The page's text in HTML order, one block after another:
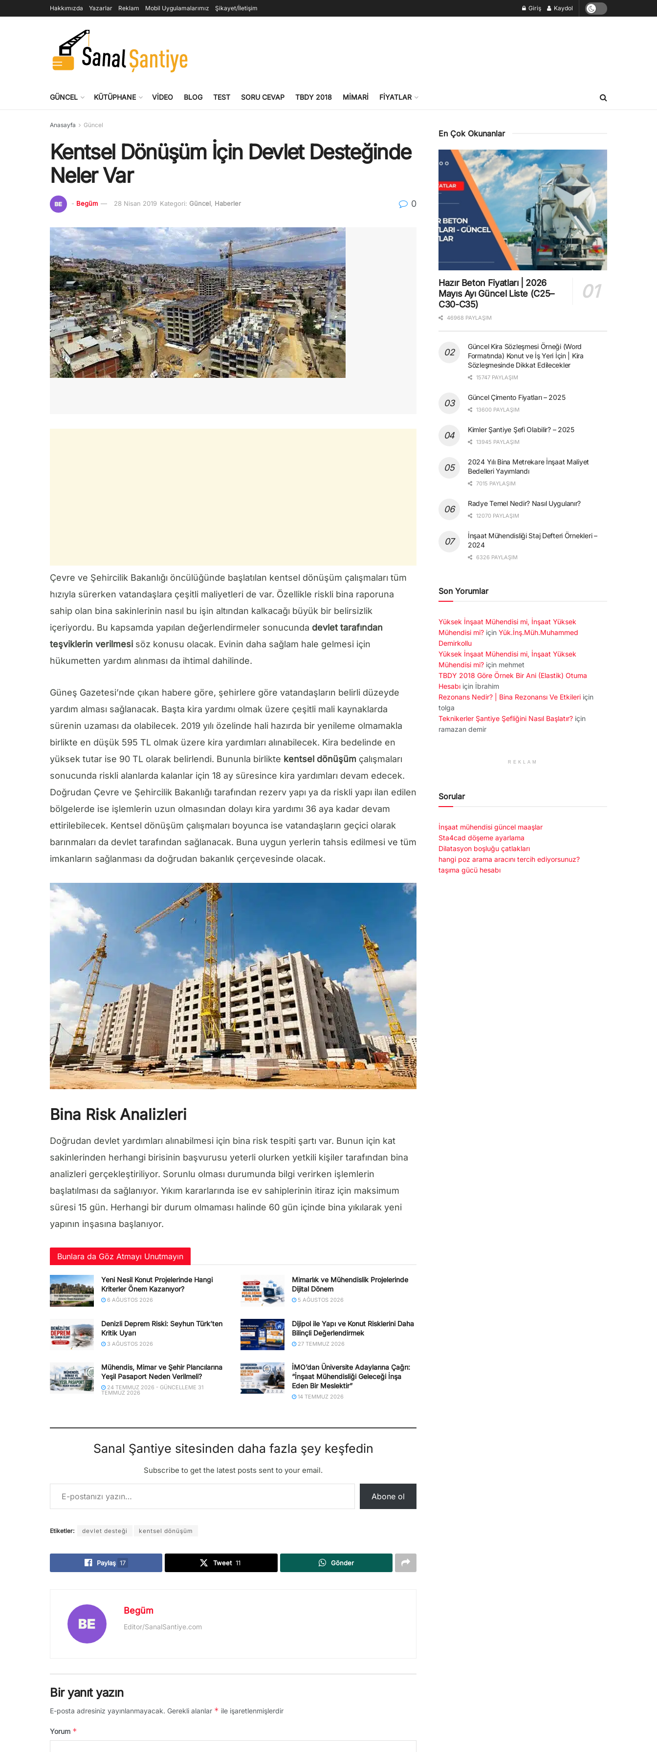
Hakkımızda Yazarlar Reklam Mobil Uygulamalarımız Şikayet/İletişim Giriş Kaydol
GÜNCEL KÜTÜPHANE VIDEO BLOG TEST SORU CEVAP TBDY 2018 MIMARI FIYATLAR
Anasayfa Güncel
Kentsel Dönüşüm İçin Devlet Desteğinde
Neler Var
- Begüm 28 Nisan 2019 Kategori: Güncel, Haberler 0
Çevre ve Şehircilik Bakanlığı öncülüğünde başlatılan kentsel dönüşüm çalışmaları tüm
hızıyla sürerken vatandaşlara çeşitli maliyetleri de var. Özellikle riskli bina raporuna
sahip olan bina sakinlerinin nasıl bu işin altından kalkacağı büyük bir belirsizlik
içeriyordu. Bu kapsamda yapılan değerlendirmeler sonucunda devlet tarafından
teşviklerin verilmesi söz konusu olacak. Evinin daha sağlam hale gelmesi için
hükumetten yardım alınması da ihtimal dahilinde.
Güneş Gazetesi’nde çıkan habere göre, şehirlere göre vatandaşların belirli düzeyde
yardım alması sağlanacak. Başta kira yardımı olmak üzere çeşitli mali kaynaklarda
sürenin uzaması da olabilecek. 2019 yılı özelinde hali hazırda bir yenileme olmamakla
birlikte en düşük 595 TL olmak üzere kira yardımları alınabilecek. Kira bedelinde en
yüksek tutar ise 90 TL olarak belirlendi. Bununla birlikte kentsel dönüşüm çalışmaları
sonucunda riskli alanlarda kalanlar için 18 ay süresince kira yardımları devam edecek.
Doğrudan Çevre ve Şehircilik Bakanlığı tarafından rezerv yapı ya da riskli yapı ilan edilen
bölgelerde ise işlemlerin uzun olmasından dolayı kira yardımı 36 aya kadar devam
ettirilebilecek. Kentsel dönüşüm çalışmaları boyunca ise vatandaşların geçici olarak
barınmaları da devlet tarafından sağlanacak. Buna uygun yerlerin tahsis edilmesi ve tüm
imkanların sağlanması da doğrudan bakanlık çerçevesinde olacak.
Bina Risk Analizleri
Doğrudan devlet yardımları alınabilmesi için bina risk tespiti şartı var. Bunun için kat
sakinlerinden herhangi birisinin başvurusu yeterli olurken yetkili kişiler tarafından bina
analizleri gerçekleştiriliyor. Sorunlu olması durumunda bilgi verirken işlemlerin
başlatılması da sağlanıyor. Yıkım kararlarında ise ev sahiplerinin itiraz için maksimum
süresi 15 gün. Herhangi bir durum olmaması halinde 60 gün içinde bina yıkılarak yeni
yapının inşasına başlanıyor.
Bunlara da Göz Atmayı Unutmayın
Yeni Nesil Konut Projelerinde Hangi
Kriterler Önem Kazanıyor?
6 AĞUSTOS 2026
Mimarlık ve Mühendislik Projelerinde
Dijital Dönem
5 AĞUSTOS 2026
Denizli Deprem Riski: Seyhun Türk’ten
Kritik Uyarı
3 AĞUSTOS 2026
Dijipol ile Yapı ve Konut Risklerini Daha
Bilinçli Değerlendirmek
27 TEMMUZ 2026
Mühendis, Mimar ve Şehir Plancılarına
Yeşil Pasaport Neden Verilmeli?
24 TEMMUZ 2026 - GÜNCELLEME 31
TEMMUZ 2026
İMO’dan Üniversite Adaylarına Çağrı:
“İnşaat Mühendisliği Geleceği İnşa
Eden Bir Meslektir”
14 TEMMUZ 2026
Sanal Şantiye sitesinden daha fazla şey keşfedin
Subscribe to get the latest posts sent to your email.
E-postanızı yazın…
Abone ol
Etiketler: devlet desteği kentsel dönüşüm
Paylaş 17 Tweet 11 Gönder
Begüm
Editor/SanalSantiye.com
Bir yanıt yazın
E-posta adresiniz yayınlanmayacak. Gerekli alanlar * ile işaretlenmişlerdir
Yorum *
En Çok Okunanlar
Hazır Beton Fiyatları | 2026
Mayıs Ayı Güncel Liste (C25–
C30-C35)
46968 PAYLAŞIM
Güncel Kira Sözleşmesi Örneği (Word
Formatında) Konut ve İş Yeri İçin | Kira
Sözleşmesinde Dikkat Edilecekler
15747 PAYLAŞIM
Güncel Çimento Fiyatları – 2025
13600 PAYLAŞIM
Kimler Şantiye Şefi Olabilir? – 2025
13945 PAYLAŞIM
2024 Yılı Bina Metrekare İnşaat Maliyet
Bedelleri Yayımlandı
7015 PAYLAŞIM
Radye Temel Nedir? Nasıl Uygulanır?
12070 PAYLAŞIM
İnşaat Mühendisliği Staj Defteri Örnekleri –
2024
6326 PAYLAŞIM
Son Yorumlar
Yüksek İnşaat Mühendisi mi, İnşaat Yüksek
Mühendisi mi? için Yük.İnş.Müh.Muhammed
Demirkollu
Yüksek İnşaat Mühendisi mi, İnşaat Yüksek
Mühendisi mi? için mehmet
TBDY 2018 Göre Örnek Bir Ani (Elastik) Otuma
Hesabı için İbrahim
Rezonans Nedir? | Bina Rezonansı Ve Etkileri için
tolga
Teknikerler Şantiye Şefliğini Nasıl Başlatır? için
ramazan demir
REKLAM
Sorular
İnşaat mühendisi güncel maaşlar
Sta4cad döşeme ayarlama
Dilatasyon boşluğu çatlakları
hangi poz arama aracını tercih ediyorsunuz?
taşıma gücü hesabı